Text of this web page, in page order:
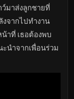
ว์มาส่งลูกชายที่
งจากไปทำงาน
าที่ เธอต้องพบ
นำจากเพื่อนร่วม